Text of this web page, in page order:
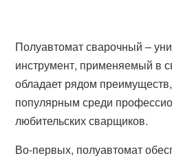
Полуавтомат сварочный –
инструмент, применяемый в
обладает рядом
популярным среди
любительских сварщиков.
Во-первых, полуавтомат